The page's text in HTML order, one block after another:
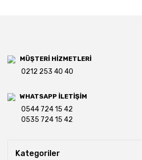
MÜŞTERİ HİZMETLERİ
0212 253 40 40
WHATSAPP İLETİŞİM
0544 724 15 42
0535 724 15 42
Kategoriler